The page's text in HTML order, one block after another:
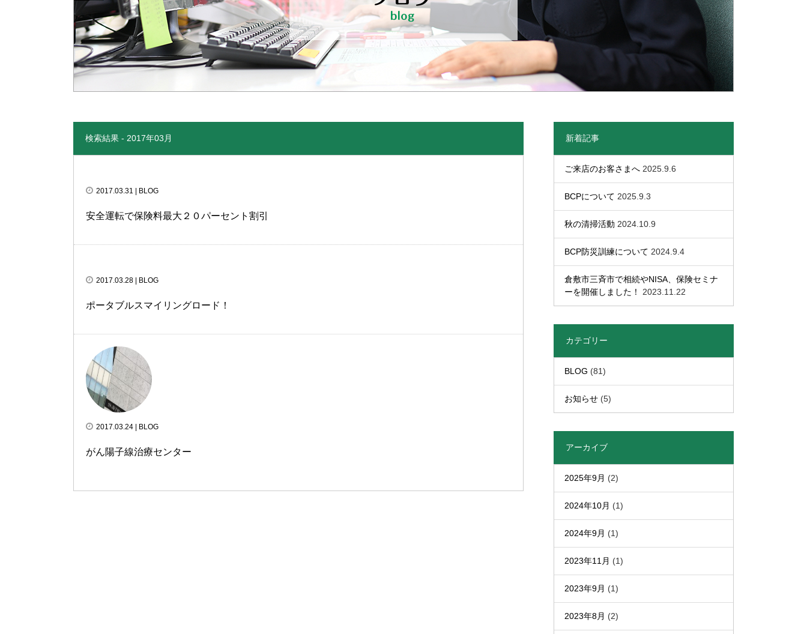
検索結果 - 2017年03月
2017.03.31 | BLOG
安全運転で保険料最大２０パーセント割引
2017.03.28 | BLOG
ポータブルスマイリングロード！
2017.03.24 | BLOG
がん陽子線治療センター
新着記事
ご来店のお客さまへ 2025.9.6
BCPについて 2025.9.3
秋の清掃活動 2024.10.9
BCP防災訓練について 2024.9.4
倉敷市三斉市で相続やNISA、保険セミナ
ーを開催しました！
2023.11.22
カテゴリー
BLOG (81)
お知らせ (5)
アーカイブ
2025年9月 (2)
2024年10月 (1)
2024年9月 (1)
2023年11月 (1)
2023年9月 (1)
2023年8月 (2)